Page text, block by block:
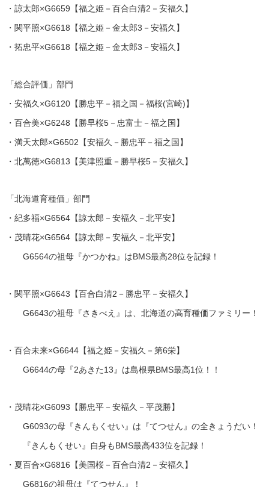
・諒太郎×G6659【福之姫－百合白清2－安福久】
・関平照×G6618【福之姫－金太郎3－安福久】
・拓忠平×G6618【福之姫－金太郎3－安福久】
「総合評価」部門
・安福久×G6120【勝忠平－福之国－福桜(宮崎)】
・百合美×G6248【勝早桜5－忠富士－福之国】
・満天太郎×G6502【安福久－勝忠平－福之国】
・北萬徳×G6813【美津照重－勝早桜5－安福久】
「北海道育種価」部門
・紀多福×G6564【諒太郎－安福久－北平安】
・茂晴花×G6564【諒太郎－安福久－北平安】
G6564の祖母『かつかね』はBMS最高28位を記録！
・関平照×G6643【百合白清2－勝忠平－安福久】
G6643の祖母『さきべえ』は、北海道の高育種価ファミリー！
・百合未来×G6644【福之姫－安福久－第6栄】
G6644の母『2あきた13』は島根県BMS最高1位！！
・茂晴花×G6093【勝忠平－安福久－平茂勝】
G6093の母『きんもくせい』は『てつせん』の全きょうだい！
『きんもくせい』自身もBMS最高433位を記録！
・夏百合×G6816【美国桜－百合白清2－安福久】
G6816の祖母は『てつせん』！